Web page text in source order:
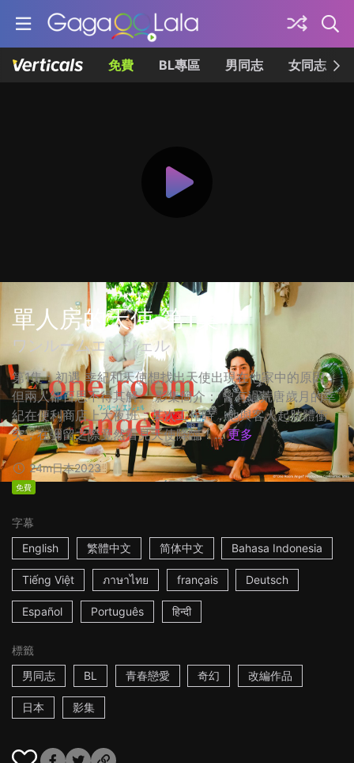
免費 BL專區 男同志 女同志
單人房的天使 第1集
ワンルームエンジェル
第1集：初遇 幸紀和天使想找出天使出現在他家中的原因，
但兩人卻百思不得其解。 影集簡介： 曾有過荒唐歲月的幸
紀在便利商店上大夜班，某次工作時，他與客人起肢體衝
突，在彌留之際竟然看見天使降臨！... 更多
24m日本2023
免費
字幕
English
繁體中文 简体中文 Bahasa Indonesia
Tiếng Việt ภาษาไทย français Deutsch
Español Português हिन्दी
標籤
男同志
BL 青春戀愛 奇幻 改編作品
日本 影集